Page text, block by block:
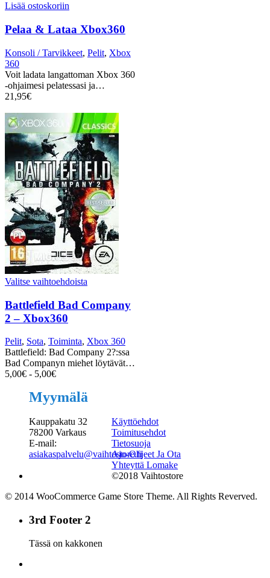
Lisää ostoskoriin
Pelaa & Lataa Xbox360
Konsoli / Tarvikkeet, Pelit, Xbox
360
Voit ladata langattoman Xbox 360
-ohjaimesi pelatessasi ja…
21,95€
Valitse vaihtoehdoista
Battlefield Bad Company
2 – Xbox360
Pelit, Sota, Toiminta, Xbox 360
Battlefield: Bad Company 2?:ssa
Bad Companyn miehet löytävät…
5,00€ - 5,00€
Myymälä
Kauppakatu 32
78200 Varkaus
E-mail:
asiakaspalvelu@vaihtostore.fi
Käyttöehdot
Toimitusehdot
Tietosuoja
Ajo-Ohjeet Ja Ota
Yhteyttä Lomake
©2018 Vaihtostore
© 2014 WooCommerce Game Store Theme. All Rights Reverved.
3rd Footer 2
Tässä on kakkonen